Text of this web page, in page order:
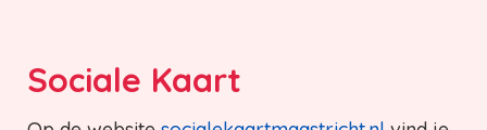
Sociale Kaart